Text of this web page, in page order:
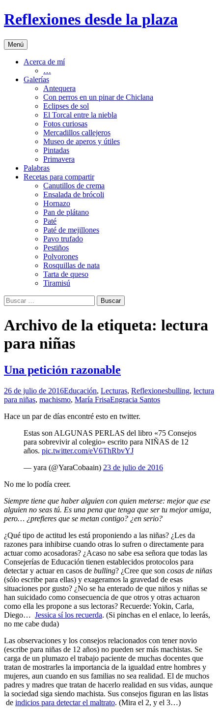
Saltar
al
Reflexiones desde la plaza
Menú
Acerca de mí
…
Galerías
Antequera
Con perros en un pinar de Chiclana
Eclipses de sol
El Torcal entre la niebla
Fotos curiosas
Mercadillos callejeros
Museo de aperos y útiles
Pintadas
Primavera
Palabras
Recetas para compartir
Canutillos de crema
Ensalada de brócoli
Hornazo
Pan de plátano
Paté
Paté de mejillones
Pavo trufado
Pestiños
Polvorones
Rosquillas de nata
Tarta de queso
Tiramisú
Buscar:
Archivo de la etiqueta: lectura
para niñas
Una petición razonable
26 de julio de 2016Educación, Lecturas, Reflexionesbulling, lectura
para niñas, machismo, María FrisaEngracia Santos
Hace un par de días encontré esto en twitter.
Estas son ALGUNAS PERLAS del libro «75 Consejos
para sobrevivir al colegio» escrito para NIÑAS de 12
años. pic.twitter.com/eV6ThRbvYJ
— yara (@YaraCobaain) 23 de julio de 2016
No me lo podía creer.
Siempre tiene que haber alguien con quien meterse: mejor que ese
alguien no seas tú. Es una pena que tenga que ser tu mejor amiga,
pero… ¿prefieres que se metan contigo? ¿en serio?
¿Qué tipo de actitud les está proponiendo a las niñas? ¿Les da
razones para inhibirse cuando otras lo sufren o directamente para
actuar como acosadoras? ¿Acaso no sabe esa señora que todas las
Consejerías de Educación tienen establecidos protocolos para
detectar y actuar en casos de bulling? ¿Cree que son cosas de niñas
(sólo escribe para ellas) y exageramos la gravedad de esas
situaciones por gusto? ¿No se ha enterado de que niños y niñas se
han suicidado como consecuencia de que otros y otras actuaron
como ella les propone a sus lectoras? Recuerde: Yokin, Carla,
Diego… Jessica sí los recuerda. (Si pinchas en el enlace, lo leerás,
no me cabe duda)
Las observaciones y los consejos relacionados con tener novio
(escribe para niñas de 12 años) no pueden ser más machistas. Se
carga de un plumazo el trabajo paciente de muchas docentes que
tratan de mostrarles la importancia de la igualdad entre hombres y
mujeres, aun cuando en sus familias no sea realidad. El de muchos
padres y madres que tratan de hacerlo realidad en sus vidas, aunque
la sociedad siga siendo machista. Sus consejos figuran en las listas
de indicios para detectar el maltrato. (Mira el 2, y el 3…)